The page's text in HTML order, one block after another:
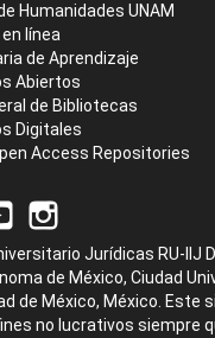
Humanidades UNAM
línea
de Aprendizaje
Abiertos
de Bibliotecas
Digitales
Access Repositories
Jurídicas RU-IIJ
de México, Ciudad
de México, México. Este
no lucrativos siempre